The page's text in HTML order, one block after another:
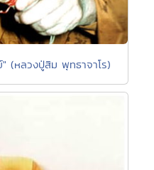
(หลวงปู่สิม พุทธาจาโร)